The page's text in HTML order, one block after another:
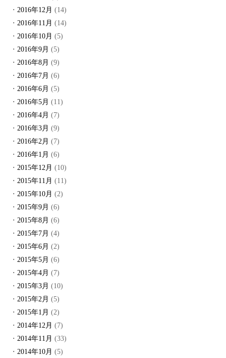
2016年12月 (14)
2016年11月 (14)
2016年10月 (5)
2016年9月 (5)
2016年8月 (9)
2016年7月 (6)
2016年6月 (5)
2016年5月 (11)
2016年4月 (7)
2016年3月 (9)
2016年2月 (7)
2016年1月 (6)
2015年12月 (10)
2015年11月 (11)
2015年10月 (2)
2015年9月 (6)
2015年8月 (6)
2015年7月 (4)
2015年6月 (2)
2015年5月 (6)
2015年4月 (7)
2015年3月 (10)
2015年2月 (5)
2015年1月 (2)
2014年12月 (7)
2014年11月 (33)
2014年10月 (5)